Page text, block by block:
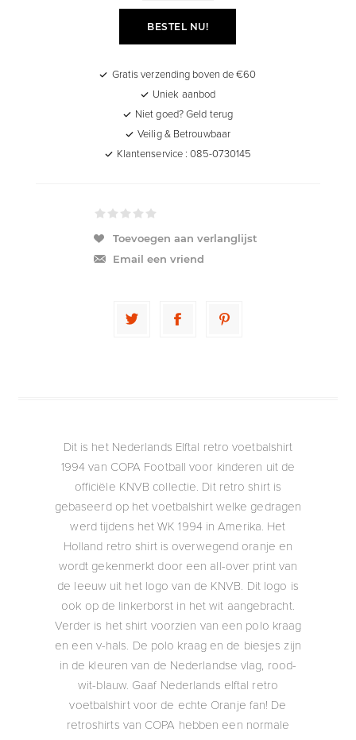
BESTEL NU!
Gratis verzending boven de €60
Uniek aanbod
Niet goed? Geld terug
Veilig & Betrouwbaar
Klantenservice : 085-0730145
Toevoegen aan verlanglijst
Email een vriend
Dit is het Nederlands Elftal retro voetbalshirt
1994 van COPA Football voor kinderen uit de
officiële KNVB collectie. Dit retro shirt is
gebaseerd op het voetbalshirt welke gedragen
werd tijdens het WK 1994 in Amerika. Het
Holland retro shirt is overwegend oranje en
wordt gekenmerkt door een all-over print van
de leeuw uit het logo van de KNVB. Dit logo is
ook op de linkerborst in het wit aangebracht.
Verder is het shirt voorzien van een polo kraag
en een v-hals. De polo kraag en de biesjes zijn
in de kleuren van de Nederlandse vlag, rood-
wit-blauw. Gaaf Nederlands elftal retro
voetbalshirt voor de echte Oranje fan! De
retroshirts van COPA hebben een normale